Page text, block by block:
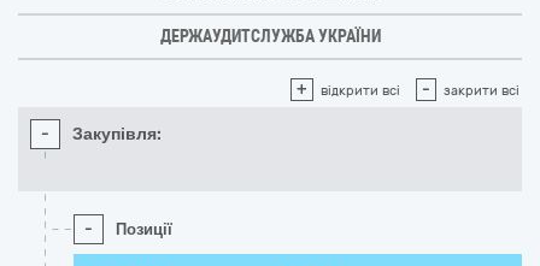
ДЕРЖАУДИТСЛУЖБА УКРАЇНИ
+ відкрити всі - закрити всі
- Закупівля:
- Позиції